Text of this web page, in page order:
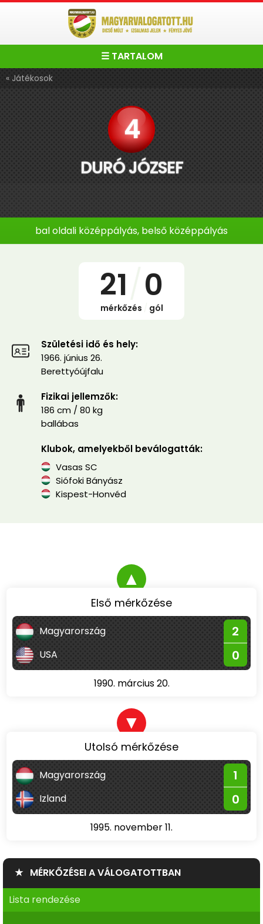
☰ TARTALOM
« Játékosok
4
DURÓ JÓZSEF
bal oldali középpályás, belső középpályás
21 0
mérkőzés gól
Születési idő és hely:
1966. június 26.
Berettyóújfalu
Fizikai jellemzők:
186 cm / 80 kg
ballábas
Klubok, amelyekből beválogatták:
Vasas SC
Siófoki Bányász
Kispest-Honvéd
▲
Első mérkőzése
Magyarország 2
USA 0
1990. március 20.
▼
Utolsó mérkőzése
Magyarország 1
Izland 0
1995. november 11.
★ MÉRKŐZÉSEI A VÁLOGATOTTBAN
Lista rendezése